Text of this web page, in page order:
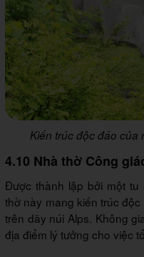
Kiến trúc độc đáo của
4.10 Nhà thờ Công
Được thành lập bởi một
thờ này mang kiến trúc
trên dãy núi Alps. Không
địa điểm lý tưởng cho việc